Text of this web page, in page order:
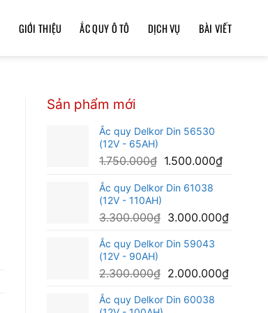
GIỚI THIỆU ẮC QUY Ô TÔ DỊCH VỤ BÀI VIẾT
Sản phẩm mới
Ắc quy Delkor Din 56530
(12V - 65AH)
1.750.000₫ Giá
là:
1.500.000₫Giá
Ắc quy Delkor Din 61038
(12V - 110AH)
3.300.000₫ Giá
là:
3.000.000₫Giá
Ắc quy Delkor Din 59043
(12V - 90AH)
2.300.000₫ Giá
là:
2.000.000₫Giá
Ắc quy Delkor Din 60038